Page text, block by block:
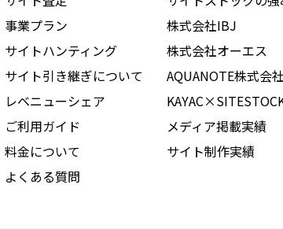
事業プラン
サイトハンティング
サイト引き継ぎについて
レベニューシェア
ご利用ガイド
料金について
よくある質問
株式会社IBJ
株式会社オーエス
AQUANOTE株式会
メディア掲載実績
サイト制作実績